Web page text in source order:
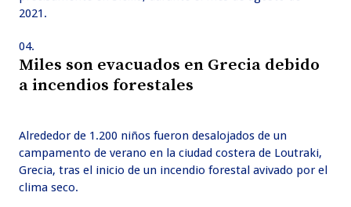
2021.
Miles son evacuados en Grecia debido
a incendios forestales
Alrededor de 1.200 niños fueron desalojados de un
campamento de verano en la ciudad costera de Loutraki,
Grecia, tras el inicio de un incendio forestal avivado por el
clima seco.